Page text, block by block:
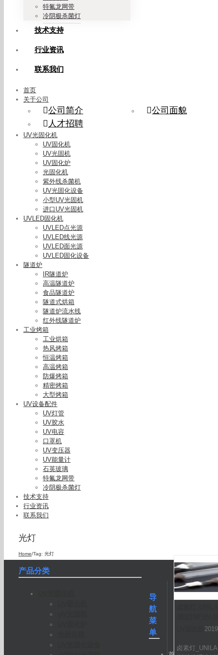
特氟龙网带
冷阴极杀菌灯
技术支持
行业资讯
联系我们
首页
关于公司
公司简介
公司面貌
人才招聘
UV光固化机
UV固化机
UV光固机
UV固化炉
光固化机
紫外线杀菌机
UV光固化设备
小型UV光固机
进口UV光固机
UVLED固化机
UVLED点光源
UVLED线光源
UVLED面光源
UVLED固化设备
隧道炉
IR隧道炉
高温隧道炉
食品隧道炉
隧道式烘箱
隧道炉流水线
红外线隧道炉
工业烤箱
工业烘箱
热风烤箱
恒温烤箱
高温烤箱
防爆烤箱
精密烤箱
大型烤箱
UV设备配件
UV灯管
UV胶水
UV电容
口罩机
UV变压器
UV能量计
石英玻璃
特氟龙网带
冷阴极杀菌灯
技术支持
行业资讯
联系我们
光灯
Home/Tag: 光灯
卤素灯
产品分类
导
航
菜
单